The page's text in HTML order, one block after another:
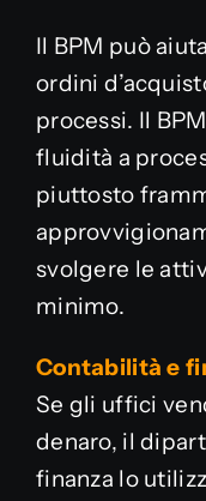
Il BPM può
ordini
processi. Il
fluidità a
piuttosto
svolgere le
minimo.
Contabilità e
Se gli uffici
denaro, il
finanza lo